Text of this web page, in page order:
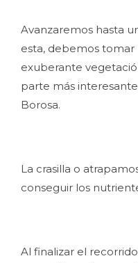
Avanzaremos hasta
esta, debemos
exuberante
parte más
Borosa.
La crasilla o
conseguir los
Al finalizar el